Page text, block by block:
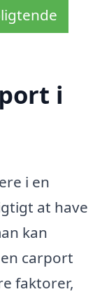
i
i en
at have
kan
carport
faktorer,